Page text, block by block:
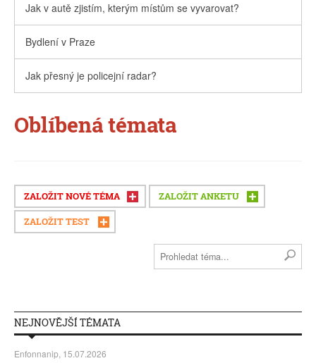
Jak v autě zjistím, kterým místům se vyvarovat?
Bydlení v Praze
Jak přesný je policejní radar?
Oblíbená témata
ZALOŽIT NOVÉ TÉMA ZALOŽIT ANKETU
ZALOŽIT TEST
NEJNOVĚJŠÍ TÉMATA
Enfonnanip, 15.07.2026